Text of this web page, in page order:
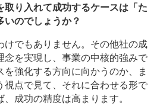
り入れて成功するケースは「た
いのでしょうか？
けでもありません。その他社の成
念を実現し、事業の中核的強みで
強化する方向に向かうのか、ま
視点で見て、それに合わせる形で
成功の精度は高まります。